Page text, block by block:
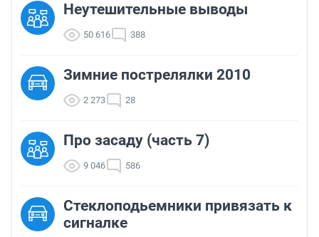
Неутешительные выводы
50 616 388
Зимние пострелялки 2010
2 273 28
Про засаду (часть 7)
9 046 586
Стеклоподьемники привязать к
сигналке